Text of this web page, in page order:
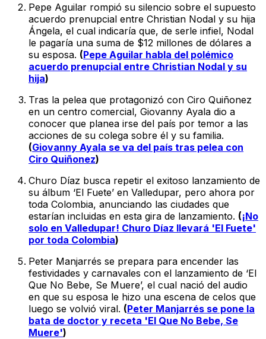
Pepe Aguilar rompió su silencio sobre el supuesto
acuerdo prenupcial entre Christian Nodal y su hija
Ángela, el cual indicaría que, de serle infiel, Nodal
le pagaría una suma de $12 millones de dólares a
su esposa. (Pepe Aguilar habla del polémico
acuerdo prenupcial entre Christian Nodal y su
hija)
Tras la pelea que protagonizó con Ciro Quiñonez
en un centro comercial, Giovanny Ayala dio a
conocer que planea irse del país por temor a las
acciones de su colega sobre él y su familia.
(Giovanny Ayala se va del país tras pelea con
Ciro Quiñonez)
Churo Díaz busca repetir el exitoso lanzamiento de
su álbum ‘El Fuete’ en Valledupar, pero ahora por
toda Colombia, anunciando las ciudades que
estarían incluidas en esta gira de lanzamiento. (¡No
solo en Valledupar! Churo Díaz llevará 'El Fuete'
por toda Colombia)
Peter Manjarrés se prepara para encender las
festividades y carnavales con el lanzamiento de ‘El
Que No Bebe, Se Muere’, el cual nació del audio
en que su esposa le hizo una escena de celos que
luego se volvió viral. (Peter Manjarrés se pone la
bata de doctor y receta 'El Que No Bebe, Se
Muere')